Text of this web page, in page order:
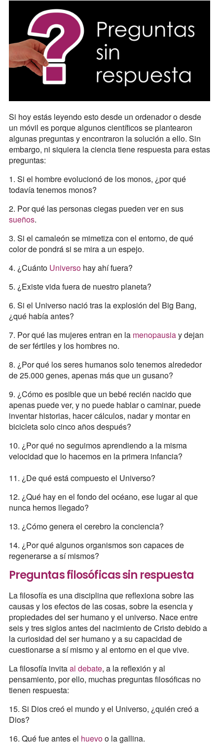
Si hoy estás leyendo esto desde un ordenador o desde
un móvil es porque algunos científicos se plantearon
algunas preguntas y encontraron la solución a ello. Sin
embargo, ni siquiera la ciencia tiene respuesta para estas
preguntas:
1. Si el hombre evolucionó de los monos, ¿por qué
todavía tenemos monos?
2. Por qué las personas ciegas pueden ver en sus
sueños.
3. Si el camaleón se mimetiza con el entorno, de qué
color de pondrá si se mira a un espejo.
4. ¿Cuánto Universo hay ahí fuera?
5. ¿Existe vida fuera de nuestro planeta?
6. Si el Universo nació tras la explosión del Big Bang,
¿qué había antes?
7. Por qué las mujeres entran en la menopausiay dejan
de ser fértiles y los hombres no.
8. ¿Por qué los seres humanos solo tenemos alrededor
de 25.000 genes, apenas más que un gusano?
9. ¿Cómo es posible que un bebé recién nacido que
apenas puede ver, y no puede hablar o caminar, puede
inventar historias, hacer cálculos, nadar y montar en
bicicleta solo cinco años después?
10. ¿Por qué no seguimos aprendiendo a la misma
velocidad que lo hacemos en la primera infancia?
11. ¿De qué está compuesto el Universo?
12. ¿Qué hay en el fondo del océano, ese lugar al que
nunca hemos llegado?
13. ¿Cómo genera el cerebro la conciencia?
14. ¿Por qué algunos organismos son capaces de
regenerarse a sí mismos?
Preguntas filosóficas sin respuesta
La filosofía es una disciplina que reflexiona sobre las
causas y los efectos de las cosas, sobre la esencia y
propiedades del ser humano y el universo. Nace entre
seis y tres siglos antes del nacimiento de Cristo debido a
la curiosidad del ser humano y a su capacidad de
cuestionarse a sí mismo y al entorno en el que vive.
La filosofía invitaal debate, a la reflexión y al
pensamiento, por ello, muchas preguntas filosóficas no
tienen respuesta:
15. Si Dios creó el mundo y el Universo, ¿quién creó a
Dios?
16. Qué fue antes el huevoo la gallina.